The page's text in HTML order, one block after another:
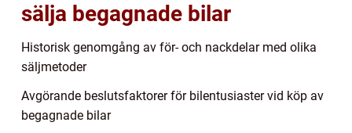
sälja begagnade bilar
Historisk genomgång av för- och nackdelar med olika
säljmetoder
Avgörande beslutsfaktorer för bilentusiaster vid köp av
begagnade bilar